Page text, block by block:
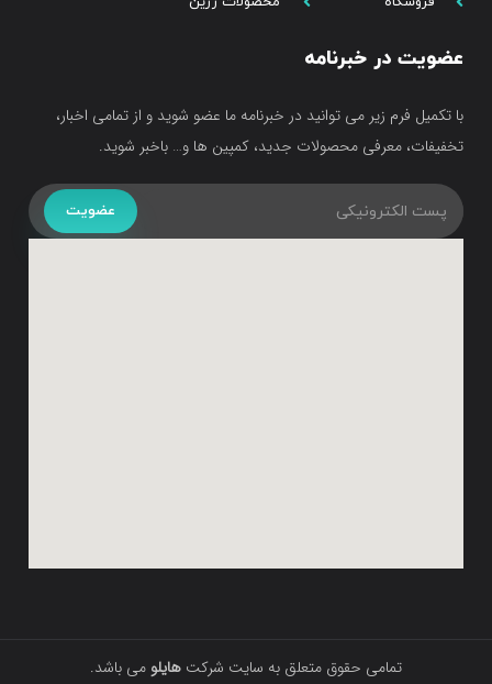
عضویت در خبرنامه
با تکمیل فرم زیر می توانید در خبرنامه ما عضو شوید و از تمامی اخبار،
تخفیفات، معرفی محصولات جدید، کمپین ها و… باخبر شوید.
عضویت
تمامی حقوق متعلق به سایت شرکت هایلو می باشد.